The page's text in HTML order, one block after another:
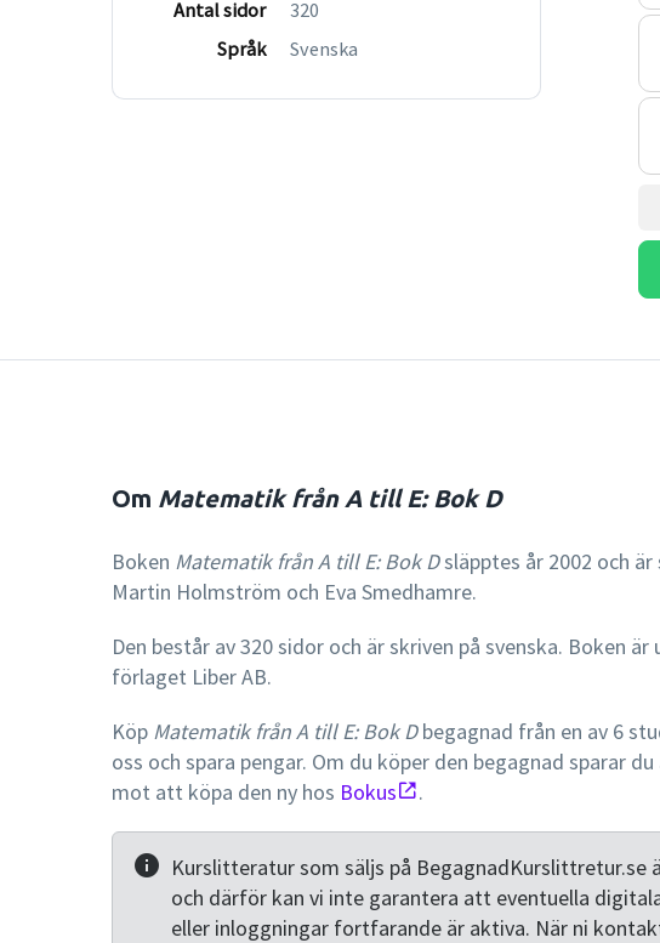
Antal sidor
320
Språk
Svenska
Om Matematik från A till E: Bok D
Boken Matematik från A till E: Bok Dsläpptes år 2002 och är
Martin Holmström och Eva Smedhamre.
Den består av 320 sidor och är skriven på svenska. Boken är
förlaget Liber AB.
Köp Matematik från A till E: Bok Dbegagnad från en av 6
oss och spara pengar. Om du köper den begagnad sparar du
mot att köpa den ny hos Bokus .
Kurslitteratur som säljs på BegagnadKurslittretur.se
och därför kan vi inte garantera att eventuella
eller inloggningar fortfarande är aktiva. När ni